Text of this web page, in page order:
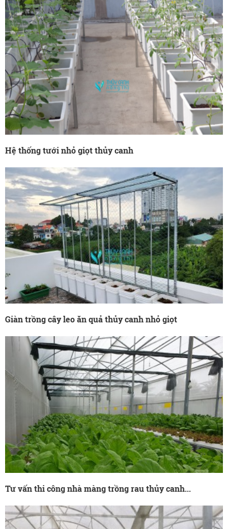
Hệ thống tưới nhỏ giọt thủy canh
Giàn trồng cây leo ăn quả thủy canh nhỏ giọt
Tư vấn thi công nhà màng trồng rau thủy canh...